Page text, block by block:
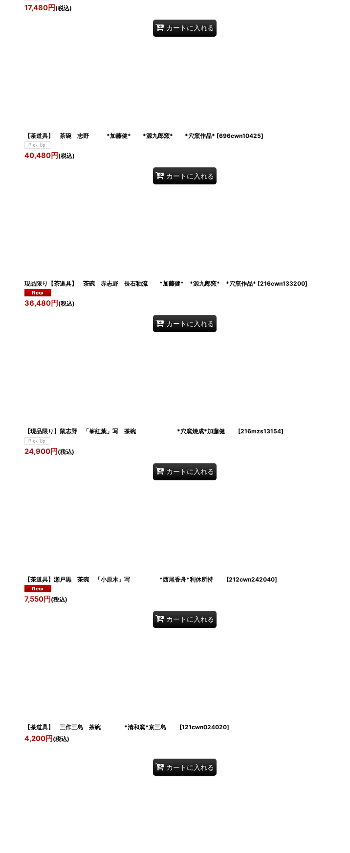
17,480円 (税込)
カートに入れる
【茶道具】 茶碗 志野 *加藤健* *源九郎窯* *穴窯作品* [696cwn10425]
40,480円 (税込)
カートに入れる
現品限り【茶道具】 茶碗 赤志野 長石釉流 *加藤健* *源九郎窯* *穴窯作品* [216cwn133200]
36,480円 (税込)
カートに入れる
【現品限り】鼠志野 「峯紅葉」写 茶碗 *穴窯焼成*加藤健 [216mzs13154]
24,900円 (税込)
カートに入れる
【茶道具】瀬戸黒 茶碗 「小原木」写 *西尾香舟*利休所持 [212cwn242040]
7,550円 (税込)
カートに入れる
【茶道具】 三作三島 茶碗 *清和窯*京三島 [121cwn024020]
4,200円 (税込)
カートに入れる